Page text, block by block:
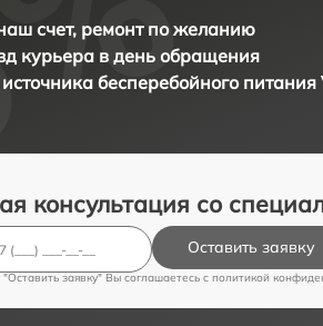
счет, ремонт по желанию
курьера в день обращения
источника бесперебойного
консультация со
Оставить заявку
заявку" Вы соглашаетесь c политикой